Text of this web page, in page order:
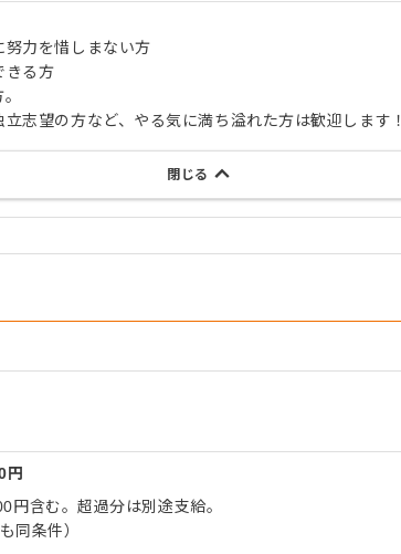
努力を惜しまない方
きる方
志望の方など、やる気に満ち溢れた方は歓迎します！
閉じる
円
含む。超過分は別途支給。
同条件）